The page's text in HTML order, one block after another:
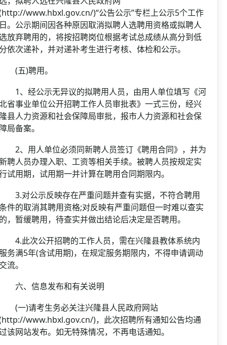
www.hbxl.gov.cn/)“公告公示”专栏上公示5个工作
。公示期间因各种原因取消拟聘人选聘用资格或拟聘人
放弃聘用的，将按招聘岗位根据考试总成绩从高分到低
依次递补，并对递补考生进行考核、体检和公示。
五)聘用。
、经公示无异议的拟聘用人员，由用人单位填写《河
省事业单位公开招聘工作人员审批表》一式三份，经兴
县人力资源和社会保障局审批，报市人力资源和社会保
局备案。
、用人单位必须同新聘人员签订《聘用合同》，并为
聘人员办理入职、工资等相关手续。被聘人员按规定实
试用期，试用期一并计算在聘用合同期限内。
对公示反映存在严重问题并查有实据，不符合聘用
件的取消其聘用资格;对反映有严重问题但一时难以查实
，暂缓聘用，待查实并做出结论后决定是否聘用。
此次公开招聘的工作人员，需在兴隆县教体系统内
务满5年(含试用期)，在规定服务期限内，不得申请调动
流。
、信息发布和有关说明
一)请考生务必关注兴隆县人民政府网站
www.hbxl.gov.cn/)，此次招聘所有通知公告均通
该网站发布。如无特殊情况，不再电话通知。